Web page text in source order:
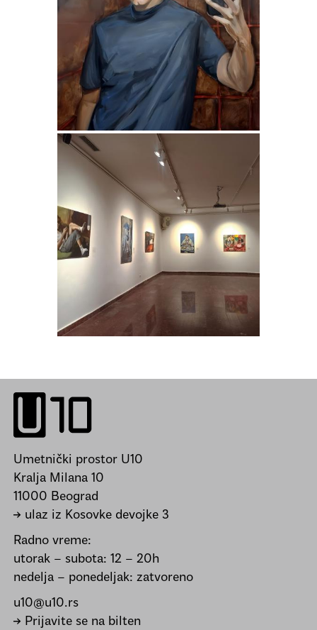
Umetnički prostor U10
Kralja Milana 10
11000 Beograd
→ ulaz iz Kosovke devojke 3
Radno vreme:
utorak – subota: 12 – 20h
nedelja – ponedeljak: zatvoreno
u10@u10.rs
→ Prijavite se na bilten